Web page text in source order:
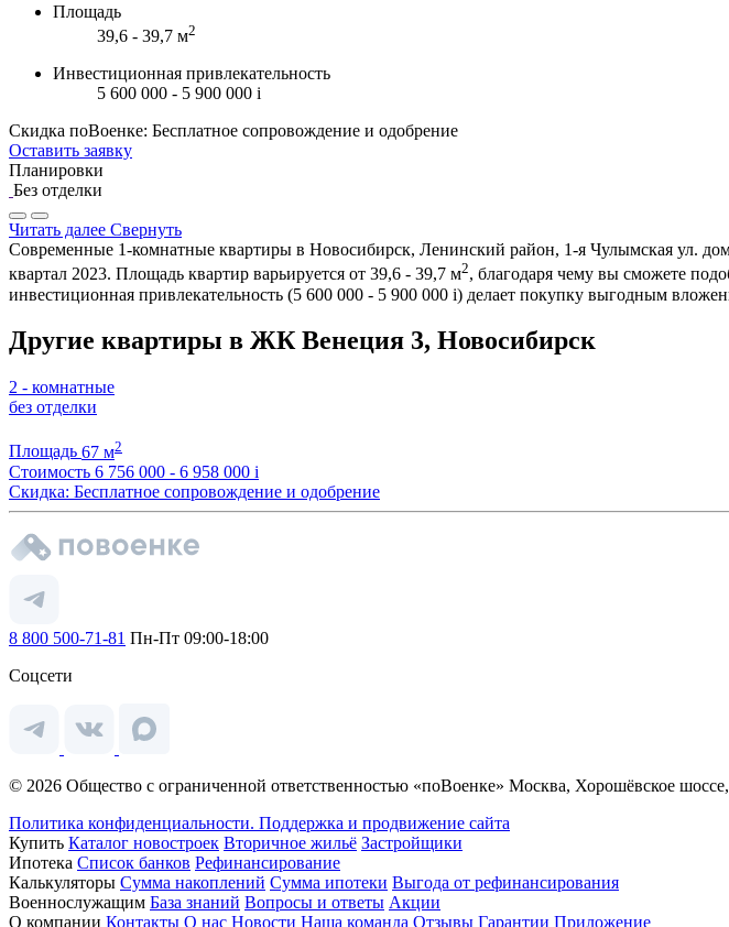
Площадь
39,6 - 39,7 м2
Инвестиционная привлекательность
5 600 000 - 5 900 000 i
Скидка поВоенке: Бесплатное сопровождение и одобрение
Оставить заявку
Планировки
Без отделки
Читать далее Свернуть
Современные 1-комнатные квартиры в Новосибирск, Ленинский район, 1-я Чулымская ул.
квартал 2023. Площадь квартир варьируется от 39,6 - 39,7 м2, благодаря чему вы сможете
инвестиционная привлекательность (5 600 000 - 5 900 000 i) делает покупку выгодным
Другие квартиры в ЖК Венеция 3, Новосибирск
2 - комнатные
без отделки
Площадь 67 м2
Стоимость 6 756 000 - 6 958 000 i
Скидка: Бесплатное сопровождение и одобрение
8 800 500-71-81 Пн-Пт 09:00-18:00
Соцсети
© 2026 Общество с ограниченной ответственностью «поВоенке» Москва, Хорошёвское
Политика конфиденциальности. Поддержка и продвижение сайта
Купить Каталог новостроек Вторичное жильё Застройщики
Ипотека Список банков Рефинансирование
Калькуляторы Сумма накоплений Сумма ипотеки Выгода от рефинансирования
Военнослужащим База знаний Вопросы и ответы Акции
О компании Контакты О нас Новости Наша команда Отзывы Гарантии Приложение